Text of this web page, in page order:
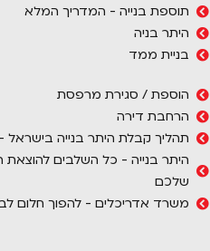
תוספת בנייה - המדריך המלא
היתר בניה
בניית ממד
הוספת / סגירת מרפסת
הרחבת דירה
תהליך קבלת היתר בנייה בישראל
היתר בנייה - כל השלבים להוצאת
שלכם
משרד אדריכלים - להפוך חלום